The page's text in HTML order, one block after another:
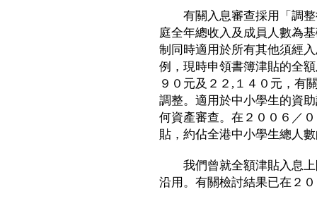
有關入息審查採用「調整
庭全年總收入及成員人數為
制同時適用於所有其他須經
例，現時申領書簿津貼的全
９０元及２２,１４０元，有
調整。適用於中小學生的資
何資產審查。在２００６／
貼，約佔全港中小學生總人
我們曾就全額津貼入息上
沿用。有關檢討結果已在２